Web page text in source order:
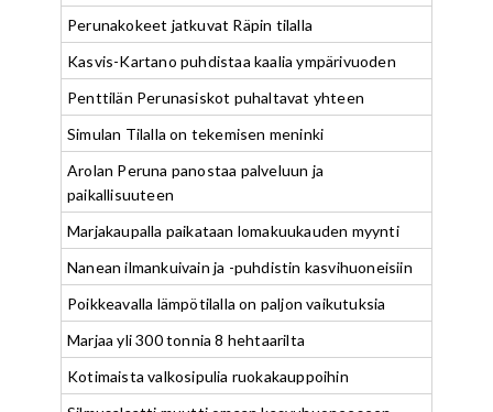
Perunakokeet jatkuvat Räpin tilalla
Kasvis-Kartano puhdistaa kaalia ympärivuoden
Penttilän Perunasiskot puhaltavat yhteen
Simulan Tilalla on tekemisen meninki
Arolan Peruna panostaa palveluun ja
paikallisuuteen
Marjakaupalla paikataan lomakuukauden myynti
Nanean ilmankuivain ja -puhdistin kasvihuoneisiin
Poikkeavalla lämpötilalla on paljon vaikutuksia
Marjaa yli 300 tonnia 8 hehtaarilta
Kotimaista valkosipulia ruokakauppoihin